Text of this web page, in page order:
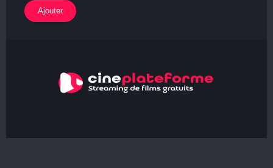
Ajouter